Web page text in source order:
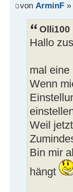
von ArminF »
Hallo
mal eine
Wenn
Weil
Bin mir
hängt